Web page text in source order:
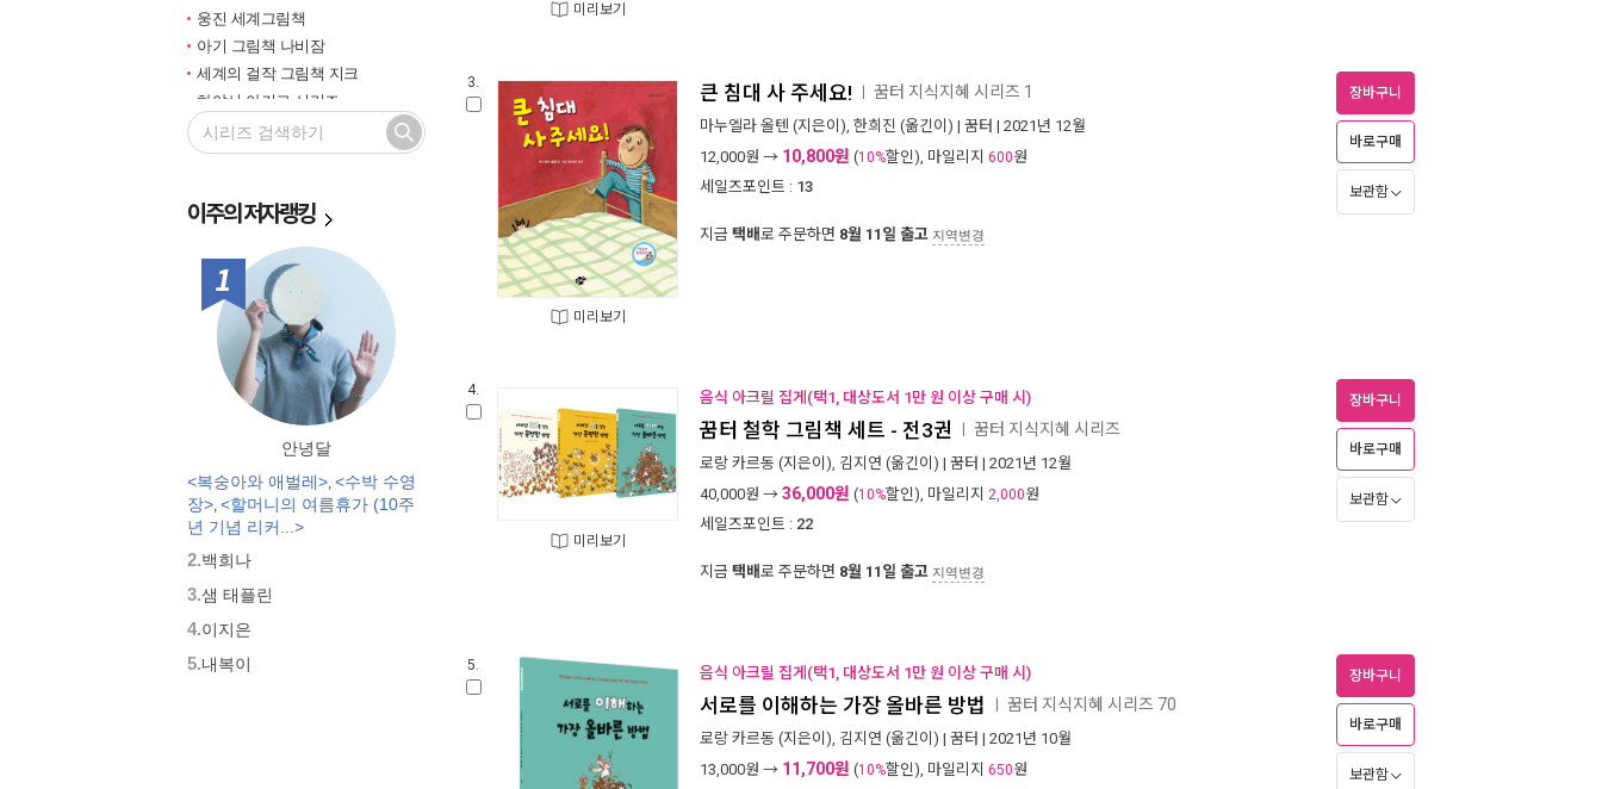
웅진 세계그림책
아기 그림책 나비잠
세계의 걸작 그림책 지크
하야시 아키코 시리즈
길벗 기적의 학습법
마루벌의 좋은 그림책
민들레 그림책
비룡소 창작그림책
전통문화 그림책 솔거나라
베틀북 그림책
그림책은 내 친구
미래그림책
비룡소 전래동화
도토리 계절 그림책
옛이야기 그림책 까치호랑이
모두가 친구
벨 이마주
네버랜드 우리 걸작 그림책
비룡소 아기 그림책
세밀화로 그린 보리 아기그림책
붙여도 붙여도 스티커왕
국시꼬랭이 동네
이주의저자랭킹
1위
안녕달
<복숭아와 애벌레>, <수박 수영
장>, <할머니의 여름휴가 (10주
년 기념 리커...>
2.백희나
3.샘 태플린
4.이지은
5.내복이
미리보기
3.
미리보기
큰 침대 사 주세요! 꿈터 지식지혜 시리즈 1
마누엘라 올텐 (지은이), 한희진 (옮긴이) | 꿈터 | 2021년 12월
12,000원 → 10,800원 (10%할인), 마일리지 600원
세일즈포인트 : 13
지금 택배로 주문하면 8월 11일 출고 지역변경
장바구니
바로구매
보관함
4.
미리보기
음식 아크릴 집게(택1, 대상도서 1만 원 이상 구매 시)
꿈터 철학 그림책 세트 - 전3권 꿈터 지식지혜 시리즈
로랑 카르동 (지은이), 김지연 (옮긴이) | 꿈터 | 2021년 12월
40,000원 → 36,000원 (10%할인), 마일리지 2,000원
세일즈포인트 : 22
지금 택배로 주문하면 8월 11일 출고 지역변경
장바구니
바로구매
보관함
5. 음식 아크릴 집게(택1, 대상도서 1만 원 이상 구매 시)
서로를 이해하는 가장 올바른 방법 꿈터 지식지혜 시리즈 70
로랑 카르동 (지은이), 김지연 (옮긴이) | 꿈터 | 2021년 10월
13,000원 → 11,700원 (10%할인), 마일리지 650원
장바구니
바로구매
보관함